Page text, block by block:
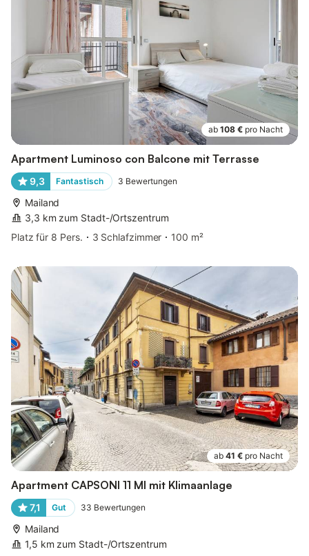
ab 108 € pro Nacht
Apartment Luminoso con Balcone mit Terrasse
9,3 Fantastisch 3 Bewertungen
Mailand
3,3 km zum Stadt-/Ortszentrum
Platz für 8 Pers.
3 Schlafzimmer 100 m²
ab 41 € pro Nacht
Apartment CAPSONI 11 MI mit Klimaanlage
7,1 Gut 33 Bewertungen
Mailand
1,5 km zum Stadt-/Ortszentrum